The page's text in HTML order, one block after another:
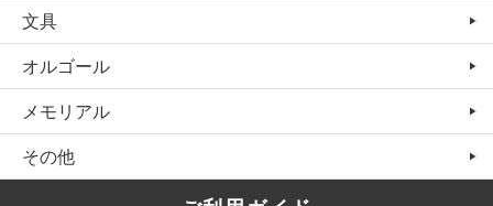
文具
オルゴール
メモリアル
その他